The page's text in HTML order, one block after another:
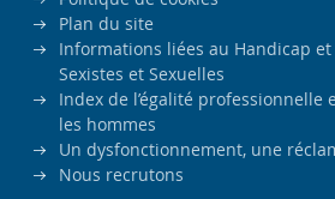
Plan du site
Informations liées au Handicap et
Sexistes et Sexuelles
Index de l’égalité professionnelle
les hommes
Un dysfonctionnement, une
Nous recrutons